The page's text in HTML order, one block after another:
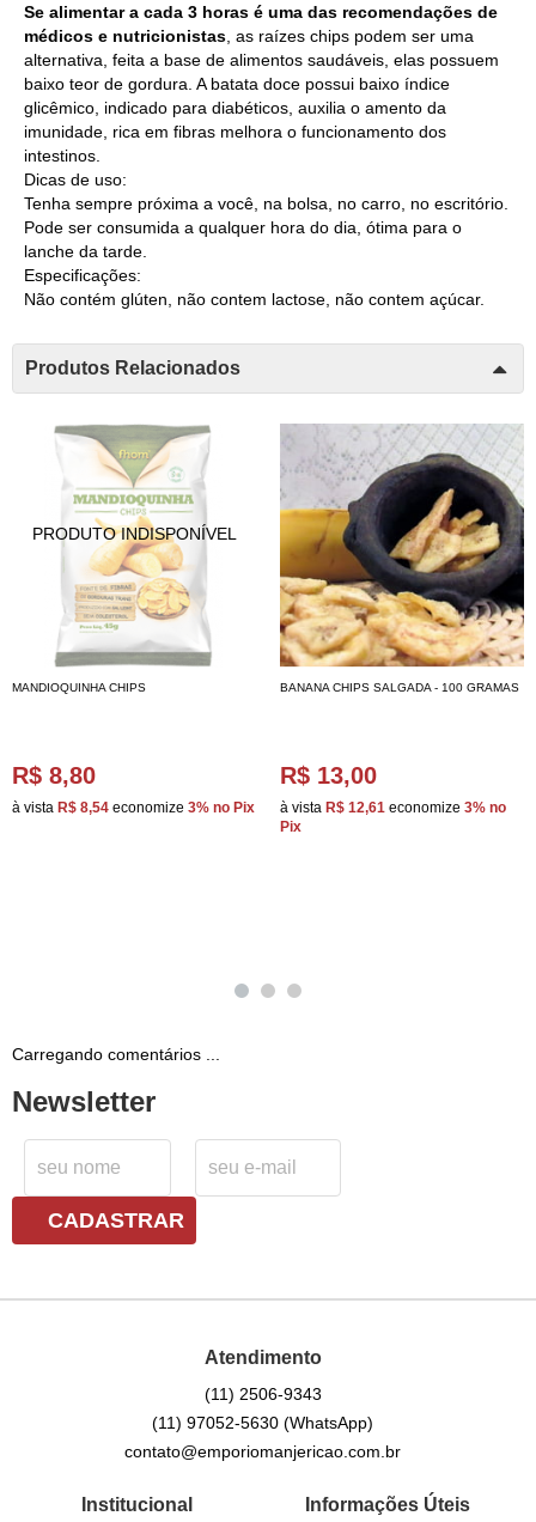
Se alimentar a cada 3 horas é uma das recomendações de
médicos e nutricionistas , as raízes chips podem ser uma
alternativa, feita a base de alimentos saudáveis, elas possuem
baixo teor de gordura. A batata doce possui baixo índice
glicêmico, indicado para diabéticos, auxilia o amento da
imunidade, rica em fibras melhora o funcionamento dos
intestinos.
Dicas de uso:
Tenha sempre próxima a você, na bolsa, no carro, no escritório.
Pode ser consumida a qualquer hora do dia, ótima para o
lanche da tarde.
Especificações:
Não contém glúten, não contem lactose, não contem açúcar.
Produtos Relacionados
MANDIOQUINHA CHIPS
R$ 8,80
à vista R$ 8,54 economize 3% no Pix
BANANA CHIPS SALGADA - 100 GRAMAS
R$ 13,00
à vista R$ 12,61 economize 3% no
Pix
Carregando comentários ...
Newsletter
CADASTRAR
Atendimento
(11) 2506-9343
(11) 97052-5630(WhatsApp)
contato@emporiomanjericao.com.br
Institucional Informações Úteis